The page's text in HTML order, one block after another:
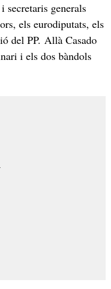
generals
els eurodiputats, els
del PP. Allà Casado
i els dos bàndols